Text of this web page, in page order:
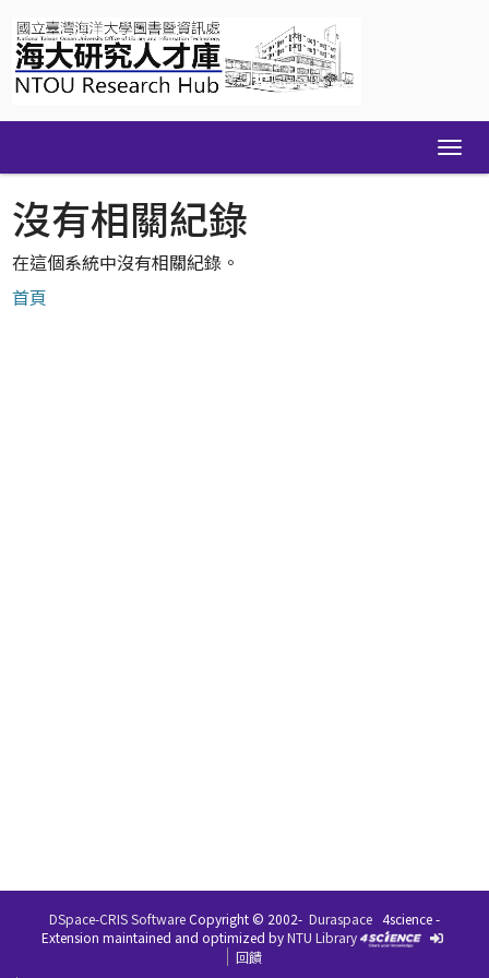
navigation
沒有相關紀錄
在這個系統中沒有相關紀錄。
首頁
DSpace-CRIS SoftwareCopyright © 2002- Duraspace 4science -
Extension maintained and optimized byNTU Library
回饋